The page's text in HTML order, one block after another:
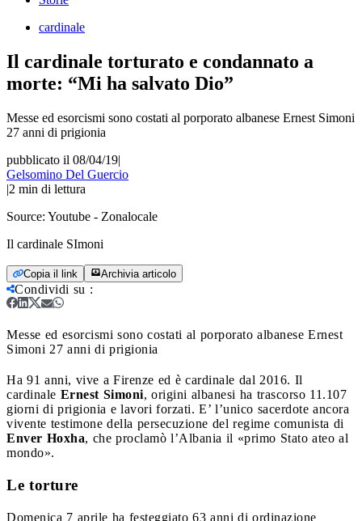
cardinale
Il cardinale torturato e condannato a
morte: “Mi ha salvato Dio”
Messe ed esorcismi sono costati al porporato albanese Ernest Simoni
27 anni di prigionia
pubblicato il 08/04/19|
Gelsomino Del Guercio
|2 min di lettura
Source: Youtube - Zonalocale
Il cardinale SImoni
Copia il link Archivia articolo
Condividi su :
Messe ed esorcismi sono costati al porporato albanese Ernest
Simoni 27 anni di prigionia
Ha 91 anni, vive a Firenze ed è cardinale dal 2016. Il
cardinale Ernest Simoni, origini albanesi ha trascorso 11.107
giorni di prigionia e lavori forzati. E’ l’unico sacerdote ancora
vivente testimone della persecuzione del regime comunista di
Enver Hoxha, che proclamò l’Albania il «primo Stato ateo al
mondo».
Le torture
Domenica 7 aprile ha festeggiato 63 anni di ordinazione